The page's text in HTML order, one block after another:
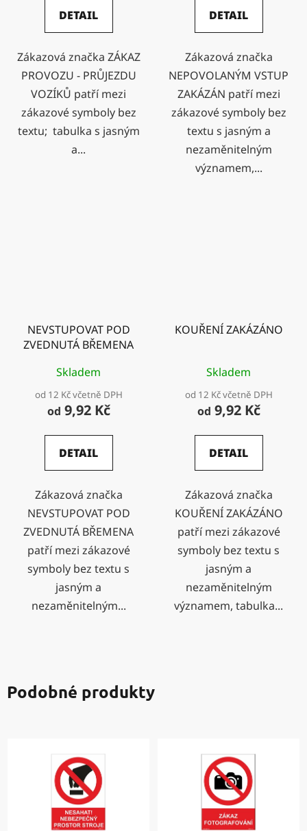
DETAIL
Zákazová značka ZÁKAZ
PROVOZU - PRŮJEZDU
VOZÍKŮ patří mezi
zákazové symboly bez
textu; tabulka s jasným
a...
DETAIL
Zákazová značka
NEPOVOLANÝM VSTUP
ZAKÁZÁN patří mezi
zákazové symboly bez
textu s jasným a
nezaměnitelným
významem,...
NEVSTUPOVAT POD
ZVEDNUTÁ BŘEMENA
Skladem
od 12 Kč včetně DPH
od 9,92 Kč
DETAIL
Zákazová značka
NEVSTUPOVAT POD
ZVEDNUTÁ BŘEMENA
patří mezi zákazové
symboly bez textu s
jasným a
nezaměnitelným...
KOUŘENÍ ZAKÁZÁNO
Skladem
od 12 Kč včetně DPH
od 9,92 Kč
DETAIL
Zákazová značka
KOUŘENÍ ZAKÁZÁNO
patří mezi zákazové
symboly bez textu s
jasným a
nezaměnitelným
významem, tabulka...
Podobné produkty